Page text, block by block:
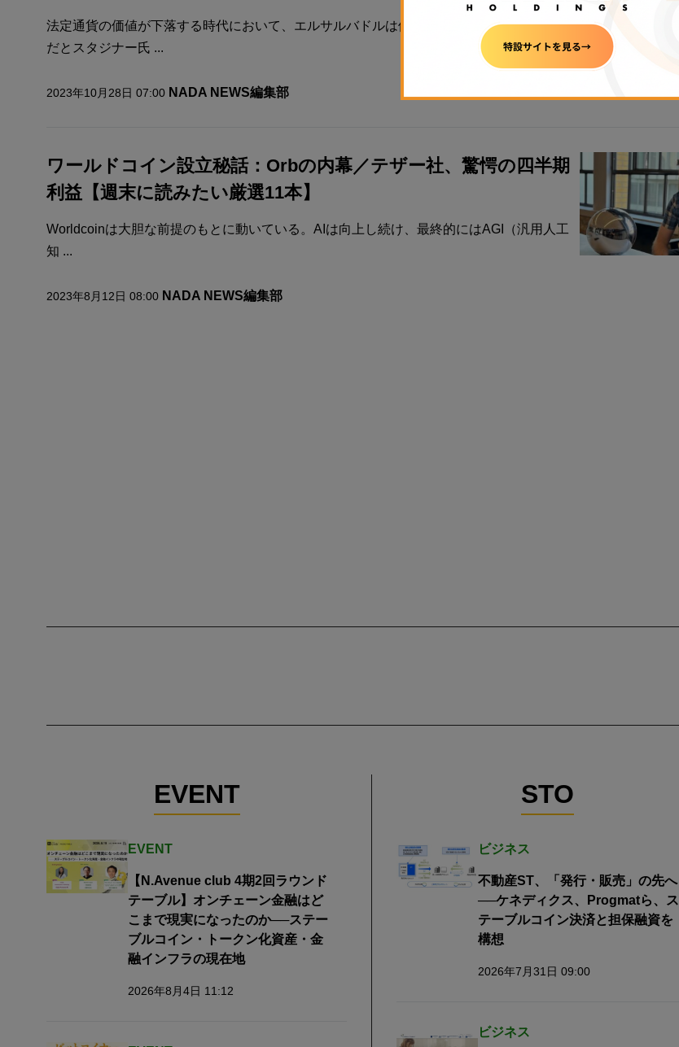
法定通貨の価値が下落する時代において、エルサルバドルは他の国々にとっての希望の光
だとスタジナー氏 ...
2023年10月28日 07:00 NADA NEWS編集部
ワールドコイン設立秘話：Orbの内幕／テザー社、驚愕の四半期
利益【週末に読みたい厳選11本】
Worldcoinは大胆な前提のもとに動いている。AIは向上し続け、最終的にはAGI（汎用人工
知 ...
2023年8月12日 08:00 NADA NEWS編集部
EVENT
EVENT
【N.Avenue club 4期2回ラウンド
テーブル】オンチェーン金融はど
こまで現実になったのか──ステー
ブルコイン・トークン化資産・金
融インフラの現在地
2026年8月4日 11:12
STO
ビジネス
不動産ST、「発行・販売」の先へ
──ケネディクス、Progmatら、ス
テーブルコイン決済と担保融資を
構想
2026年7月31日 09:00
ビジネス